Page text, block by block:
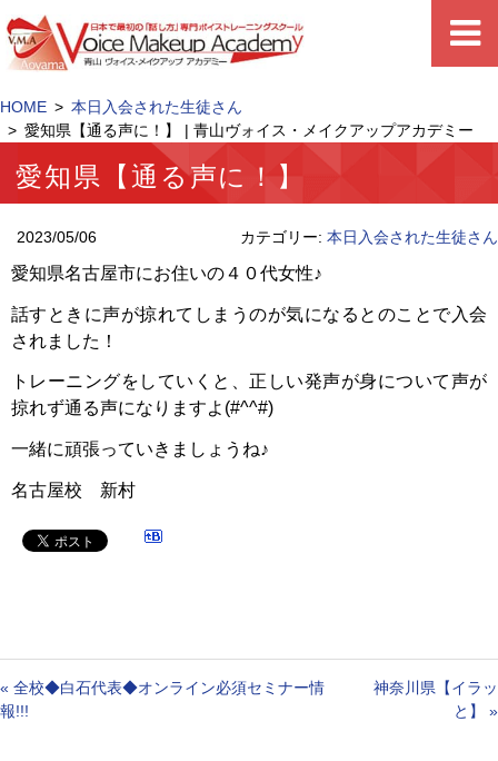
HOME
本日入会された生徒さん
愛知県【通る声に！】 | 青山ヴォイス・メイクアップアカデミー
愛知県【通る声に！】
2023/05/06 カテゴリー: 本日入会された生徒さん
愛知県名古屋市にお住いの４０代女性♪
話すときに声が掠れてしまうのが気になるとのことで入会
されました！
トレーニングをしていくと、正しい発声が身について声が
掠れず通る声になりますよ(#^^#)
一緒に頑張っていきましょうね♪
名古屋校 新村
« 全校◆白石代表◆オンライン必須セミナー情
報!!!
神奈川県【イラッ
と】
»